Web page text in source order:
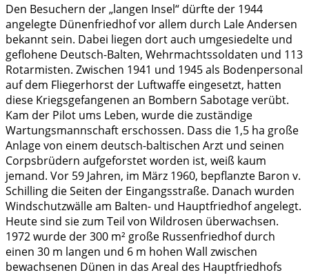
Den Besuchern der „langen Insel“ dürfte der 1944
angelegte Dünenfriedhof vor allem durch Lale Andersen
bekannt sein. Dabei liegen dort auch umgesiedelte und
geflohene Deutsch-Balten, Wehrmachtssoldaten und 113
Rotarmisten. Zwischen 1941 und 1945 als Bodenpersonal
auf dem Fliegerhorst der Luftwaffe eingesetzt, hatten
diese Kriegsgefangenen an Bombern Sabotage verübt.
Kam der Pilot ums Leben, wurde die zuständige
Wartungsmannschaft erschossen. Dass die 1,5 ha große
Anlage von einem deutsch-baltischen Arzt und seinen
Corpsbrüdern aufgeforstet worden ist, weiß kaum
jemand. Vor 59 Jahren, im März 1960, bepflanzte Baron v.
Schilling die Seiten der Eingangsstraße. Danach wurden
Windschutzwälle am Balten- und Hauptfriedhof angelegt.
Heute sind sie zum Teil von Wildrosen überwachsen.
1972 wurde der 300 m² große Russenfriedhof durch
einen 30 m langen und 6 m hohen Wall zwischen
bewachsenen Dünen in das Areal des Hauptfriedhofs